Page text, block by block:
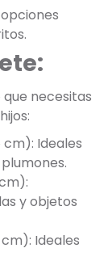
opciones
necesitas
cm): Ideales
y objetos
Ideales